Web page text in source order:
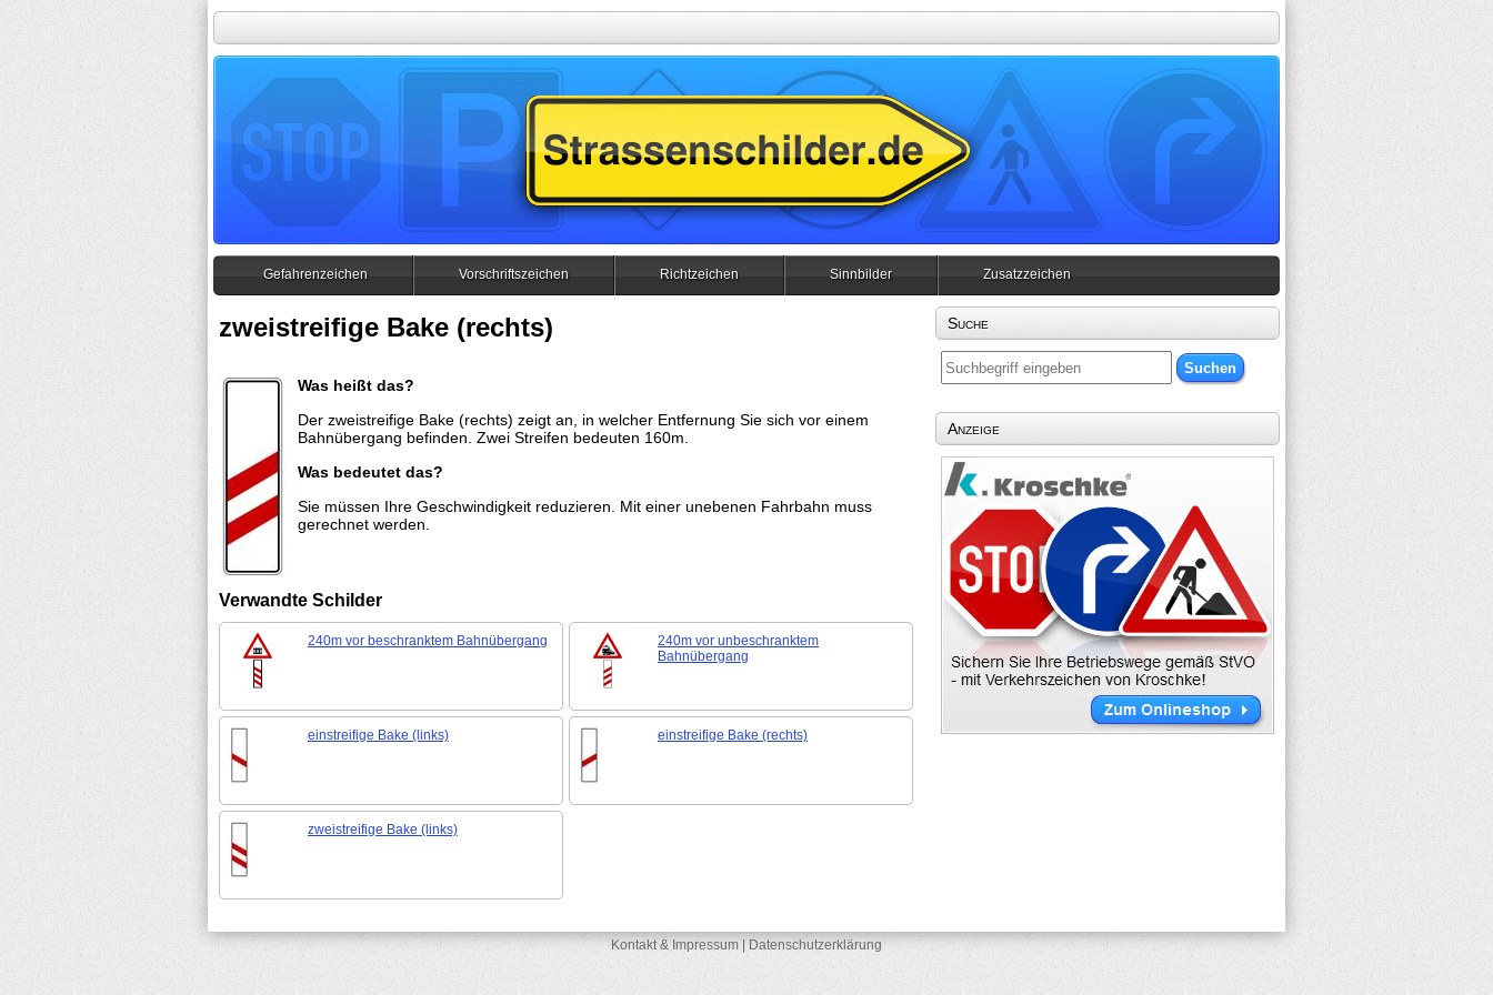
Gefahrenzeichen Vorschriftszeichen Richtzeichen Sinnbilder Zusatzzeichen
zweistreifige Bake (rechts)
Was heißt das?
Der zweistreifige Bake (rechts) zeigt an, in welcher Entfernung Sie sich vor einem
Bahnübergang befinden. Zwei Streifen bedeuten 160m.
Was bedeutet das?
Sie müssen Ihre Geschwindigkeit reduzieren. Mit einer unebenen Fahrbahn muss
gerechnet werden.
Verwandte Schilder
240m vor beschranktem Bahnübergang
240m vor unbeschranktem
Bahnübergang
einstreifige Bake (links) einstreifige Bake (rechts)
zweistreifige Bake (links)
Suche
Anzeige
Kontakt & Impressum | Datenschutzerklärung